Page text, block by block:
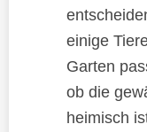
einige
Garten
ob die
heimisch